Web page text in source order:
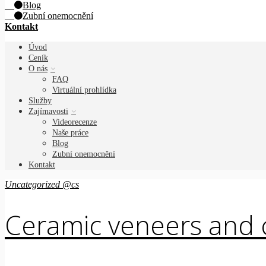
Blog
Zubní onemocnění
Kontakt
Úvod
Ceník
O nás
FAQ
Virtuální prohlídka
Služby
Zajímavosti
Videorecenze
Naše práce
Blog
Zubní onemocnění
Kontakt
Uncategorized @cs
Ceramic veneers and